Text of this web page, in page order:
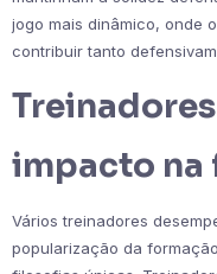
jogo mais dinâmico, onde
contribuir tanto
impacto na
Vários treinadores
popularização da